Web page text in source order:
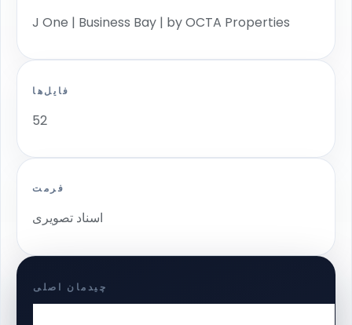
J One | Business Bay | by OCTA Properties
فایل‌ها
52
فرمت
اسناد تصویری
چیدمان اصلی